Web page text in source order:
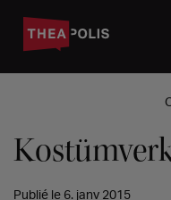
Publié le 6. janv 2015